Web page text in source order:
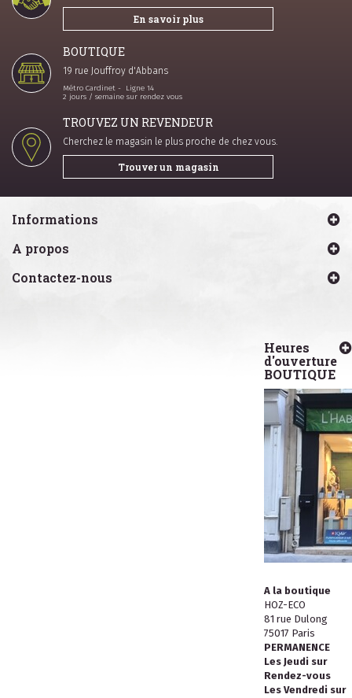
En savoir plus
BOUTIQUE
19 rue Jouffroy d'Abbans
Métro Cardinet - Ligne 14
2 jours / semaine sur rendez vous
TROUVEZ UN REVENDEUR
Cherchez le magasin le plus proche de chez vous.
Trouver un magasin
Informations
A propos
Contactez-nous
Heures
d'ouverture
BOUTIQUE
A la boutique
HOZ-ECO
81 rue Dulong
75017 Paris
PERMANENCE
Les Jeudi sur
Rendez-vous
Les Vendredi sur